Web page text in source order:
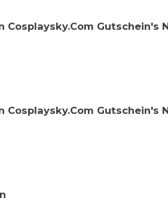
Cosplaysky.Com Gutschein's
Cosplaysky.Com Gutschein's